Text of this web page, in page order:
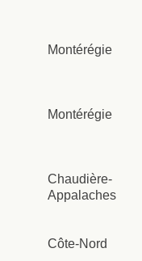
Montérégie
Montérégie
Chaudière-
Appalaches
Côte-Nord